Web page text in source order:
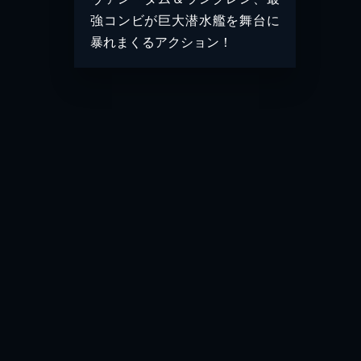
強コンビが巨大潜水艦を舞台に
暴れまくるアクション！